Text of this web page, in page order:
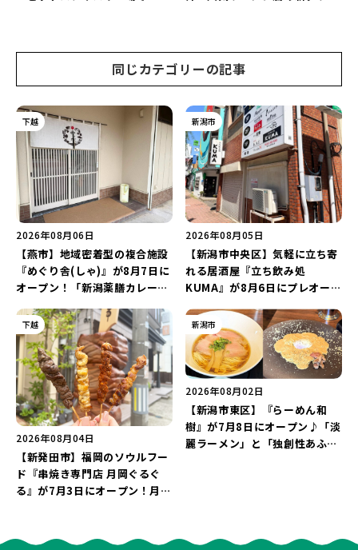
同じカテゴリーの記事
下越
2026年08月06日
【燕市】地域密着型の複合施設
『めぐり舎(しゃ)』が8月7日に
オープン！「新潟薬膳カレー
メニューや漆喰アートを楽しも
う♪
新潟市
2026年08月05日
【新潟市中央区】気軽に立ち寄
れる居酒屋『立ち飲み処
KUMA』が8月6日にプレオープ
額”になるキャンペーンを開催
♪
下越
2026年08月04日
【新発田市】福岡のソウルフー
ド『串焼き専門店 月岡ぐるぐ
る』が7月3日にオープン！月岡
堪能しよう♪
新潟市
2026年08月02日
【新潟市東区】『らーめん和
樹』が7月8日にオープン♪「淡
麗ラーメン」と「独創性あふれ